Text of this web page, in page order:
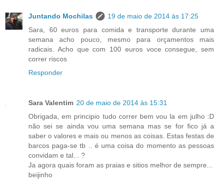
Juntando Mochilas
19 de maio de 2014 às 17:25
Sara, 60 euros para comida e transporte durante uma
semana acho pouco, mesmo para orçamentos mais
radicais. Acho que com 100 euros voce consegue, sem
correr riscos
Responder
Sara Valentim 20 de maio de 2014 às 15:31
Obrigada, em principio tudo correr bem vou la em julho :D
não sei se ainda vou uma semana mas se for fico já a
saber o valores e mais ou menos as coisas. Estas festas de
barcos paga-se tb .. é uma coisa do momento as pessoas
convidam e tal... ?
Ja agora quais foram as praias e sitios melhor de sempre...
beijinho